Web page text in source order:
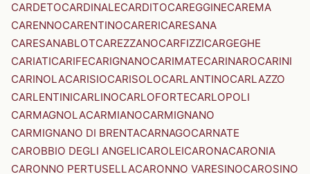
CARDETOCARDINALECARDITOCAREGGINECAREMA
CARENNOCARENTINOCARERICARESANA
CARESANABLOTCAREZZANOCARFIZZICARGEGHE
CARIATICARIFECARIGNANOCARIMATECARINAROCARINI
CARINOLACARISIOCARISOLOCARLANTINOCARLAZZO
CARLENTINICARLINOCARLOFORTECARLOPOLI
CARMAGNOLACARMIANOCARMIGNANO
CARMIGNANO DI BRENTACARNAGOCARNATE
CAROBBIO DEGLI ANGELICAROLEICARONACARONIA
CARONNO PERTUSELLACARONNO VARESINOCAROSINO